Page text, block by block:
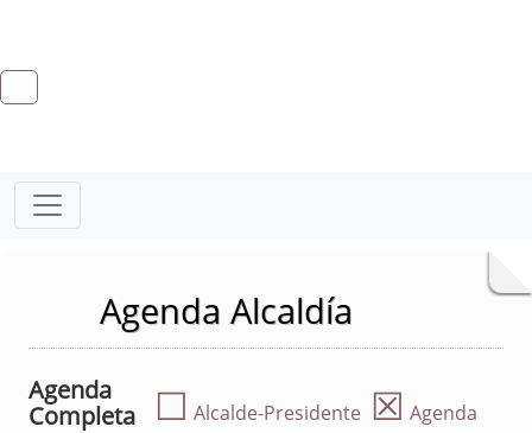
Agenda Alcaldía
Agenda
Completa
☐ Alcalde-Presidente ☒ Agenda